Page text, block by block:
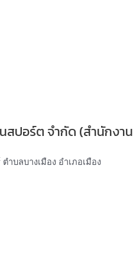
ปอร์ต จำกัด (สำนักงาน
บลบางเมือง อำเภอเมือง